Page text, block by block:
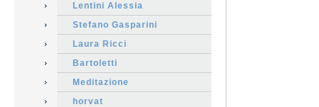
Lentini Alessia
Stefano Gasparini
Laura Ricci
Bartoletti
Meditazione
horvat